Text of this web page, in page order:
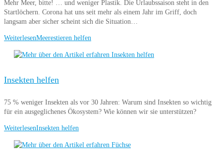
Mehr Meer, bitte! … und weniger Plastik. Die Urlaubssaison steht in den
Startlöchern. Corona hat uns seit mehr als einem Jahr im Griff, doch
langsam aber sicher scheint sich die Situation…
WeiterlesenMeerestieren helfen
Insekten helfen
75 % weniger Insekten als vor 30 Jahren: Warum sind Insekten so wichtig
für ein ausgeglichenes Ökosystem? Wie können wir sie unterstützen?
WeiterlesenInsekten helfen